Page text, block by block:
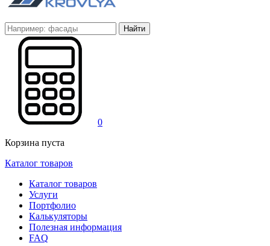
Найти
0
Корзина пуста
Каталог товаров
Каталог товаров
Услуги
Портфолио
Калькуляторы
Полезная информация
FAQ